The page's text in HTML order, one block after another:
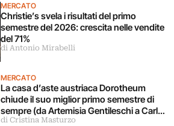
MERCATO
Christie’s svela i risultati del primo
semestre del 2026: crescita nelle vendite
del 71%
di Antonio Mirabelli
MERCATO
La casa d’aste austriaca Dorotheum
chiude il suo miglior primo semestre di
sempre (da Artemisia Gentileschi a Carla
Accardi)
di Cristina Masturzo